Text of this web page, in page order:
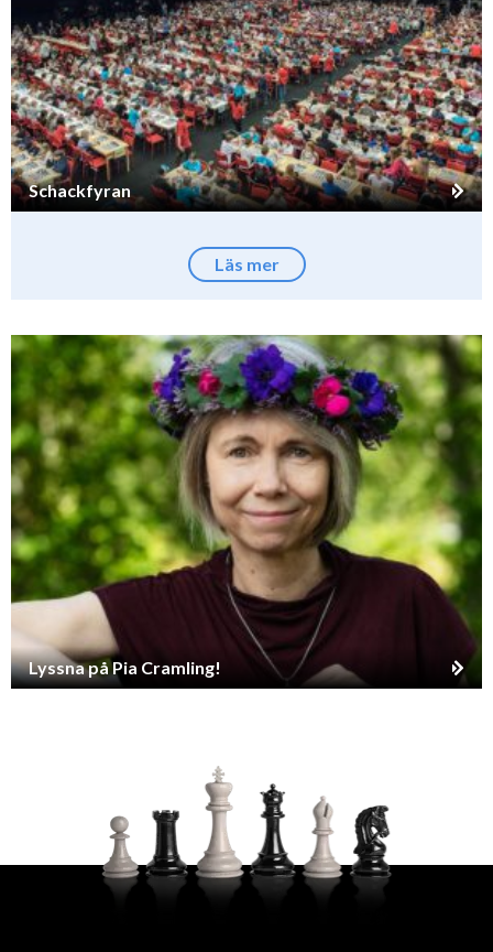
Schackfyran
Läs mer
Lyssna på Pia Cramling!